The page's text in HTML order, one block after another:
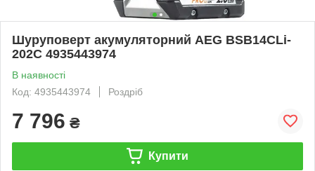
Шуруповерт акумуляторний AEG BSB14CLi-
202C 4935443974
В наявності
Код: 4935443974
Роздріб
7 796 ₴
Купити